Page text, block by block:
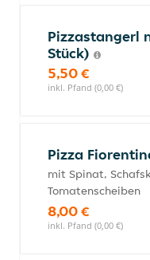
Pizzastangerl
Stück)
5,50 €
inkl. Pfand (0,00 €)
Pizza
mit Spinat,
Tomatenscheiben
8,00 €
inkl. Pfand (0,00 €)